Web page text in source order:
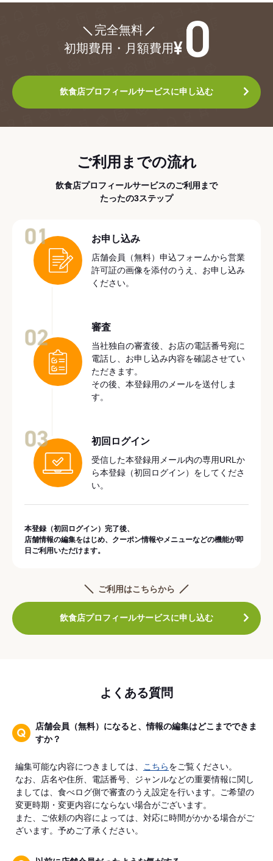
完全無料
初期費用・月額費用
飲食店プロフィールサービスに申し込む
ご利用までの流れ
飲食店プロフィールサービスのご利用まで
たったの3ステップ
お申し込み
店舗会員（無料）申込フォームから営業
許可証の画像を添付のうえ、お申し込み
ください。
審査
当社独自の審査後、お店の電話番号宛に
電話し、お申し込み内容を確認させてい
ただきます。
その後、本登録用のメールを送付しま
す。
初回ログイン
受信した本登録用メール内の専用URLか
ら本登録（初回ログイン）をしてくださ
い。
本登録（初回ログイン）完了後、
店舗情報の編集をはじめ、クーポン情報やメニューなどの機能が即
日ご利用いただけます。
ご利用はこちらから
飲食店プロフィールサービスに申し込む
よくある質問
店舗会員（無料）になると、情報の編集はどこまでできま
すか？
編集可能な内容につきましては、 こちらをご覧ください。
なお、店名や住所、電話番号、ジャンルなどの重要情報に関し
ましては、食べログ側で審査のうえ設定を行います。ご希望の
変更時期・変更内容にならない場合がございます。
また、ご依頼の内容によっては、対応に時間がかかる場合がご
ざいます。予めご了承ください。